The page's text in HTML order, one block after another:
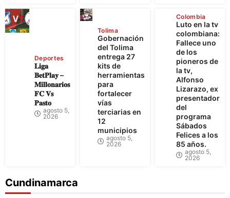
Deportes
𝐋𝐢𝐠𝐚
𝐁𝐞𝐭𝐏𝐥𝐚𝐲 –
𝐌𝐢𝐥𝐥𝐨𝐧𝐚𝐫𝐢𝐨𝐬
𝐅𝐂 𝐕𝐬
𝐏𝐚𝐬𝐭𝐨
agosto 5,
2026
Tolima
Gobernación
del Tolima
entrega 27
kits de
herramientas
para
fortalecer
vías
terciarias en
12
municipios
agosto 5,
2026
Colombia
Luto en la tv
colombiana:
Fallece uno
de los
pioneros de
la tv,
Alfonso
Lizarazo, ex
presentador
del
programa
Sábados
Felices a los
85 años.
agosto 5,
2026
Cundinamarca
Bogotá Cundinamarca